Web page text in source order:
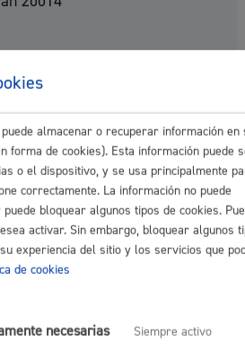
Enea
p/
de Barrio
almacenar o recuperar información en
forma de cookies). Esta información puede
o el dispositivo, y se usa principalmente
correctamente. La información no puede
bloquear algunos tipos de cookies.
activar. Sin embargo, bloquear algunos
experiencia del sitio y los servicios que
de cookies
necesarias
Siempre activo